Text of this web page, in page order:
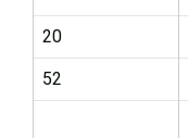
20
52